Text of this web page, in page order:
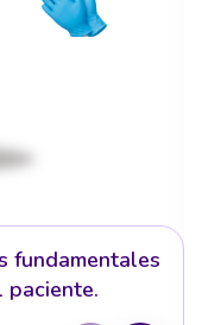
fundamentales
paciente.